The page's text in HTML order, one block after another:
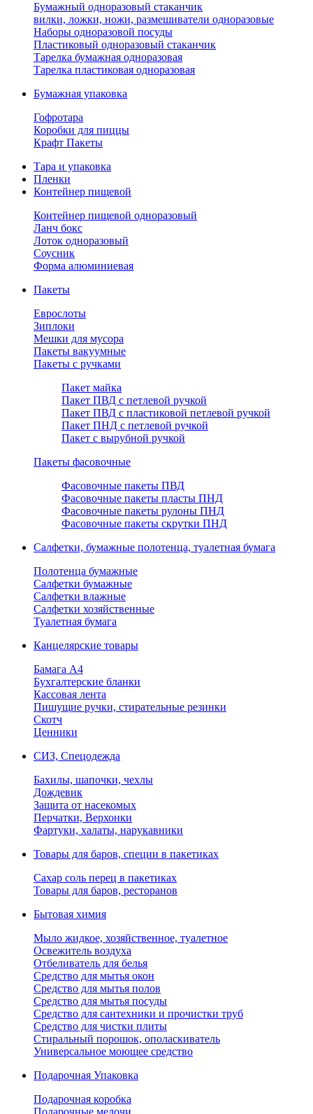
Бумажный одноразовый стаканчик
вилки, ложки, ножи, размешиватели одноразовые
Наборы одноразовой посуды
Пластиковый одноразовый стаканчик
Тарелка бумажная одноразовая
Тарелка пластиковая одноразовая
Бумажная упаковка
Гофротара
Коробки для пиццы
Крафт Пакеты
Тара и упаковка
Пленки
Контейнер пищевой
Контейнер пищевой одноразовый
Ланч бокс
Лоток одноразовый
Соусник
Форма алюминиевая
Пакеты
Еврослоты
Зиплоки
Мешки для мусора
Пакеты вакуумные
Пакеты с ручками
Пакет майка
Пакет ПВД с петлевой ручкой
Пакет ПВД с пластиковой петлевой ручкой
Пакет ПНД с петлевой ручкой
Пакет с вырубной ручкой
Пакеты фасовочные
Фасовочные пакеты ПВД
Фасовочные пакеты пласты ПНД
Фасовочные пакеты рулоны ПНД
Фасовочные пакеты скрутки ПНД
Салфетки, бумажные полотенца, туалетная бумага
Полотенца бумажные
Салфетки бумажные
Салфетки влажные
Салфетки хозяйственные
Туалетная бумага
Канцелярские товары
Бамага А4
Бухгалтерские бланки
Кассовая лента
Пишущие ручки, стирательные резинки
Скотч
Ценники
СИЗ, Спецодежда
Бахилы, шапочки, чехлы
Дождевик
Защита от насекомых
Перчатки, Верхонки
Фартуки, халаты, нарукавники
Товары для баров, специи в пакетиках
Сахар соль перец в пакетиках
Товары для баров, ресторанов
Бытовая химия
Мыло жидкое, хозяйственное, туалетное
Освежитель воздуха
Отбеливатель для белья
Средство для мытья окон
Средство для мытья полов
Средство для мытья посуды
Средство для сантехники и прочистки труб
Средство для чистки плиты
Стиральный порошок, ополаскиватель
Универсальное моющее средство
Подарочная Упаковка
Подарочная коробка
Подарочные мелочи